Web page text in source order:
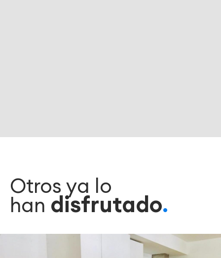
Otros ya lo
han disfrutado.